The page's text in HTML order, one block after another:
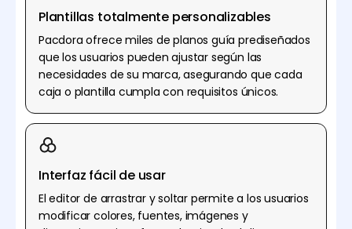
Plantillas totalmente personalizables
Pacdora ofrece miles de planos guía prediseñados
que los usuarios pueden ajustar según las
necesidades de su marca, asegurando que cada
caja o plantilla cumpla con requisitos únicos.
Interfaz fácil de usar
El editor de arrastrar y soltar permite a los usuarios
modificar colores, fuentes, imágenes y